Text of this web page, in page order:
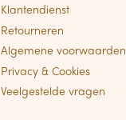
Klantendienst
Retourneren
Algemene voorwaarden
Privacy & Cookies
Veelgestelde vragen